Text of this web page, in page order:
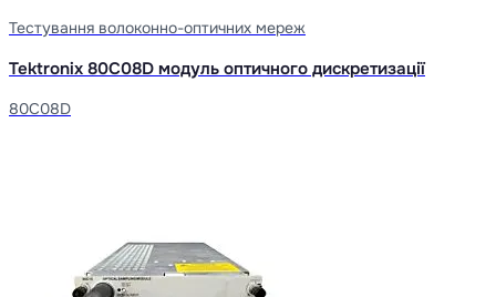
Тестування волоконно-оптичних мереж
Tektronix 80C08D модуль оптичного дискретизації
80C08D